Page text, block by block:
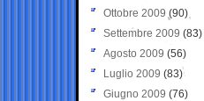
Ottobre 2009 (90)
Settembre 2009 (83)
Agosto 2009 (56)
Luglio 2009 (83)
Giugno 2009 (76)